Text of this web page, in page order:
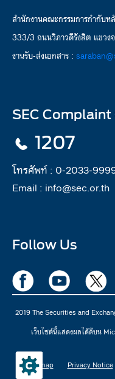
สำนักงานคณะกรรมการกำกับ
333/3 ถนนวิภาวดีรังสิต แขวง
งานรับ-ส่งเอกสาร :
SEC
1207
โทรศัพท์ : 0-2033-
Email : info@sec.or.th
Follow Us
2019 The Securities and
เว็บไซต์นี้แสดงผลได้ดีบน
Sitemap Privacy Notice